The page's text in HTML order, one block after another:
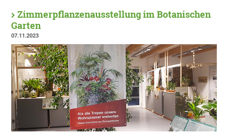
Zimmerpflanzenausstellung im Botanischen
Garten
07.11.2023